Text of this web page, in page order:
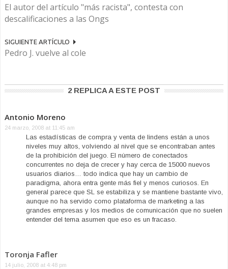
El autor del artículo "más racista", contesta con
descalificaciones a las Ongs
SIGUIENTE ARTÍCULO
Pedro J. vuelve al cole
2 REPLICA A ESTE POST
Antonio Moreno
24 marzo, 2008 at 11:45 am
Las estadísticas de compra y venta de lindens están a unos
niveles muy altos, volviendo al nivel que se encontraban antes
de la prohibición del juego. El número de conectados
concurrentes no deja de crecer y hay cerca de 15000 nuevos
usuarios diarios… todo indica que hay un cambio de
paradigma, ahora entra gente más fiel y menos curiosos. En
general parece que SL se estabiliza y se mantiene bastante vivo,
aunque no ha servido como plataforma de marketing a las
grandes empresas y los medios de comunicación que no suelen
entender del tema asumen que eso es un fracaso.
Toronja Fafler
14 julio, 2008 at 4:48 pm